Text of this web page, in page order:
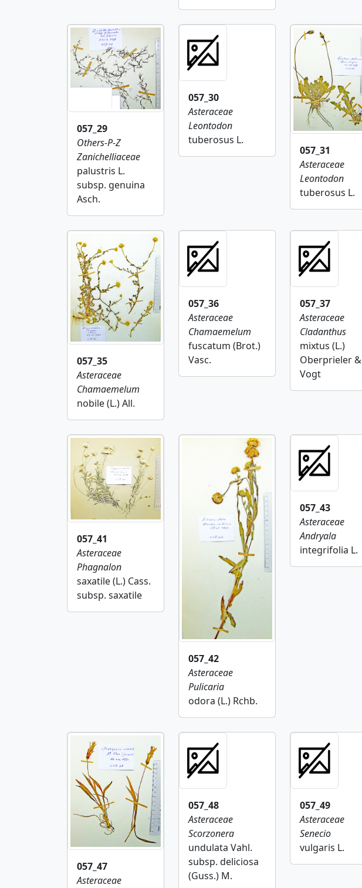
057_29
Others-P-Z
Zanichelliaceae
palustris L.
subsp. genuina
Asch.
057_30
Asteraceae
Leontodon
tuberosus L.
057_31
Asteraceae
Leontodon
tuberosus L.
057_35
Asteraceae
Chamaemelum
nobile (L.) All.
057_36
Asteraceae
Chamaemelum
fuscatum (Brot.)
Vasc.
057_37
Asteraceae
Cladanthus
mixtus (L.)
Oberprieler &
Vogt
057_41
Asteraceae
Phagnalon
saxatile (L.) Cass.
subsp. saxatile
057_42
Asteraceae
Pulicaria
odora (L.) Rchb.
057_43
Asteraceae
Andryala
integrifolia L.
057_47
Asteraceae
057_48
Asteraceae
Scorzonera
undulata Vahl.
subsp. deliciosa
(Guss.) M.
057_49
Asteraceae
Senecio
vulgaris L.